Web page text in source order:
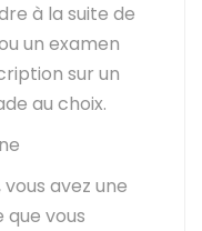
à la suite de
un examen
sur un
au choix.
avez une
vous